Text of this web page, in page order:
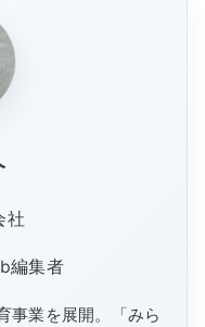
社
編集者
事業を展開。「みら